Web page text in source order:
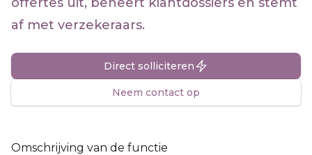
af met verzekeraars.
Direct solliciteren
Neem contact op
Omschrijving van de functie